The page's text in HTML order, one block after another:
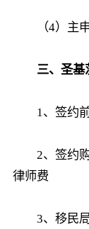
（4）主申
三、圣基
1、签约前
2、签约购
律师费
3、移民局